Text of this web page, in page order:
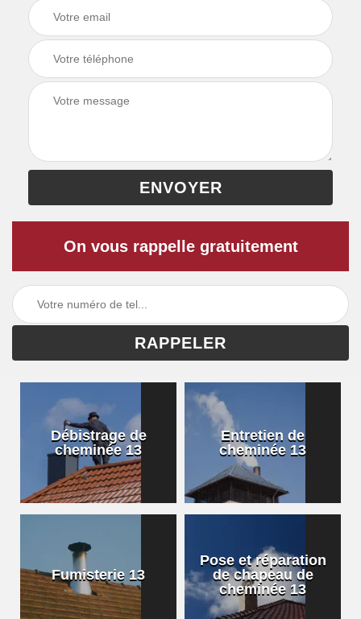
On vous rappelle gratuitement
Débistrage de
cheminée 13
Entretien de
cheminée 13
Fumisterie 13
Pose et réparation
de chapeau de
cheminée 13